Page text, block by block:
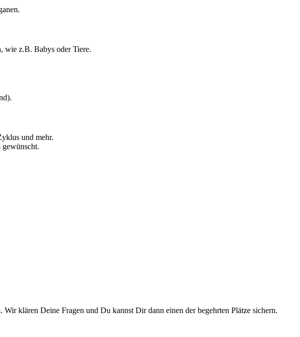
wie z.B. Babys oder Tiere.
und mehr.
klären Deine Fragen und Du kannst Dir dann einen der begehrten Plätze sichern.